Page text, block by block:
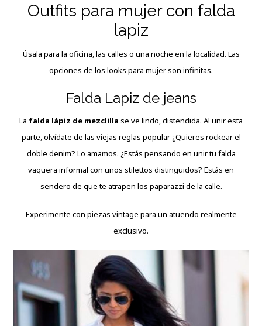
Outfits para mujer con falda
lapiz
Úsala para la oficina, las calles o una noche en la localidad. Las
opciones de los looks para mujer son infinitas.
Falda Lapiz de jeans
La falda lápiz de mezclilla se ve lindo, distendida. Al unir esta
parte, olvídate de las viejas reglas popular ¿Quieres rockear el
doble denim? Lo amamos. ¿Estás pensando en unir tu falda
vaquera informal con unos stilettos distinguidos? Estás en
sendero de que te atrapen los paparazzi de la calle.
Experimente con piezas vintage para un atuendo realmente
exclusivo.